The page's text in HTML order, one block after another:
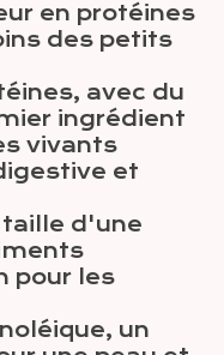
en protéines
des petits
avec du
ingrédient
vivants
et
taille d'une
pour les
un